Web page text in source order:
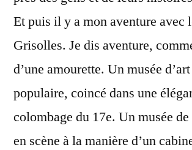
Et puis il y a mon aventure avec
Grisolles. Je dis aventure,
d’une amourette. Un musée
populaire, coincé dans une
colombage du 17e. Un musée
en scène à la manière d’un